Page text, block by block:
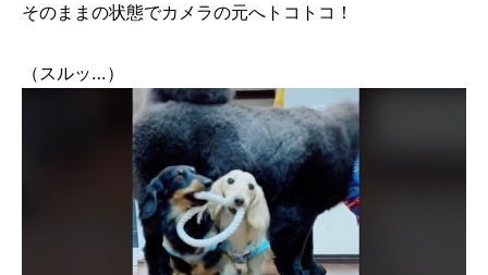
そのままの状態でカメラの元へトコトコ！
（スルッ…）